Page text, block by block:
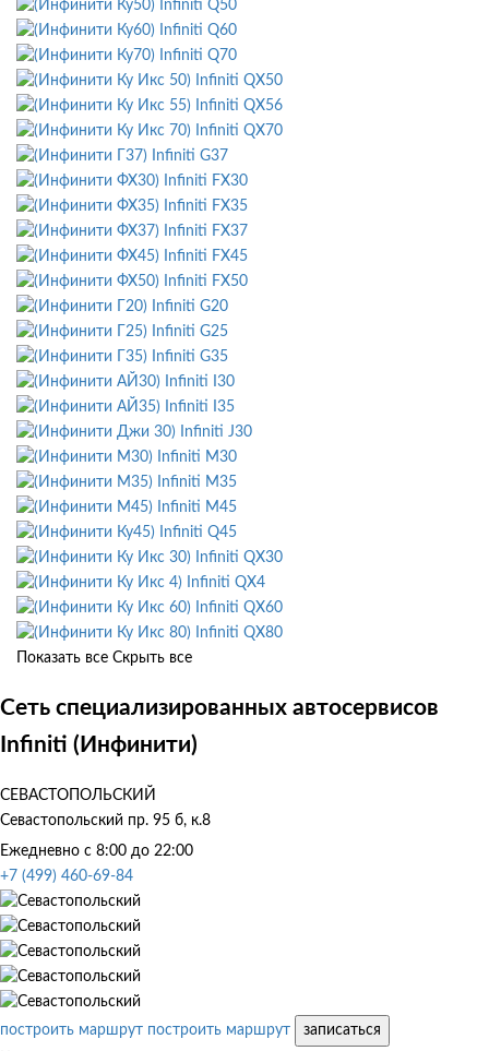
Infiniti Q50
Infiniti Q60
Infiniti Q70
Infiniti QX50
Infiniti QX56
Infiniti QX70
Infiniti G37
Infiniti FX30
Infiniti FX35
Infiniti FX37
Infiniti FX45
Infiniti FX50
Infiniti G20
Infiniti G25
Infiniti G35
Infiniti I30
Infiniti I35
Infiniti J30
Infiniti M30
Infiniti M35
Infiniti M45
Infiniti Q45
Infiniti QX30
Infiniti QX4
Infiniti QX60
Infiniti QX80
Показать все Скрыть все
Сеть специализированных автосервисов
Infiniti (Инфинити)
СЕВАСТОПОЛЬСКИЙ
Севастопольский пр. 95 б, к.8
Ежедневно с 8:00 до 22:00
+7 (499) 460-69-84
построить маршрут построить маршрут
записаться